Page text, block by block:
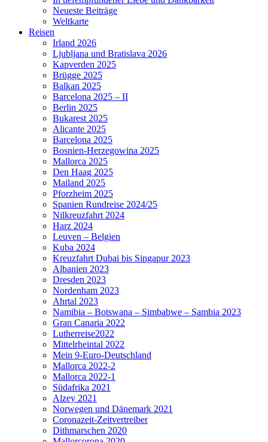
Neueste Beiträge
Weltkarte
Reisen
Irland 2026
Ljubljana und Bratislava 2026
Kapverden 2025
Brügge 2025
Balkan 2025
Barcelona 2025 – II
Berlin 2025
Bukarest 2025
Alicante 2025
Barcelona 2025
Bosnien-Herzegowina 2025
Mallorca 2025
Den Haag 2025
Mailand 2025
Pforzheim 2025
Spanien Rundreise 2024/25
Nilkreuzfahrt 2024
Harz 2024
Leuven – Belgien
Kuba 2024
Kreuzfahrt Dubai bis Singapur 2023
Albanien 2023
Dresden 2023
Nordenham 2023
Ahrtal 2023
Namibia – Botswana – Simbabwe – Sambia 2023
Gran Canaria 2022
Lutherreise2022
Mittelrheintal 2022
Mein 9-Euro-Deutschland
Mallorca 2022-2
Mallorca 2022-1
Südafrika 2021
Alzey 2021
Norwegen und Dänemark 2021
Coronazeit-Zeitvertreiber
Dithmarschen 2020